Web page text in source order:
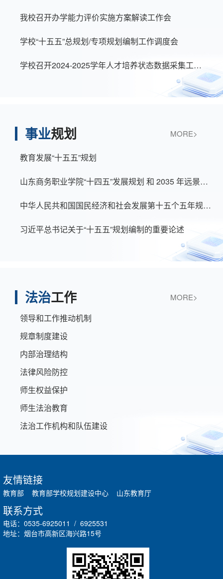
我校召开办学能力评价实施方案解读工作会
学校“十五五”总规划/专项规划编制工作调度会
学校召开2024-2025学年人才培养状态数据采集工作部署会​
事业规划 MORE>
教育发展“十五五”规划
山东商务职业学院“十四五”发展规划 和 2035 年远景目标纲要（修订）
中华人民共和国国民经济和社会发展第十五个五年规划纲要
习近平总书记关于“十五五”规划编制的重要论述
法治工作 MORE>
领导和工作推动机制
规章制度建设
内部治理结构
法律风险防控
师生权益保护
师生法治教育
法治工作机构和队伍建设
友情链接
教育部 教育部学校规划建设中心 山东教育厅
联系方式
电话：0535-6925011 / 6925531
地址：烟台市高新区海兴路15号